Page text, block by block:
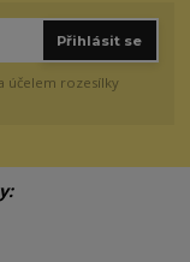
Přihlásit se
účelem rozesílky